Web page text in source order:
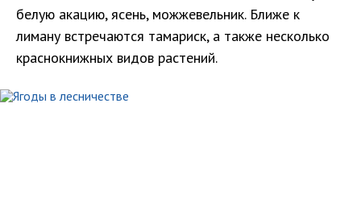
белую акацию, ясень, можжевельник. Ближе к
лиману встречаются тамариск, а также несколько
краснокнижных видов растений.